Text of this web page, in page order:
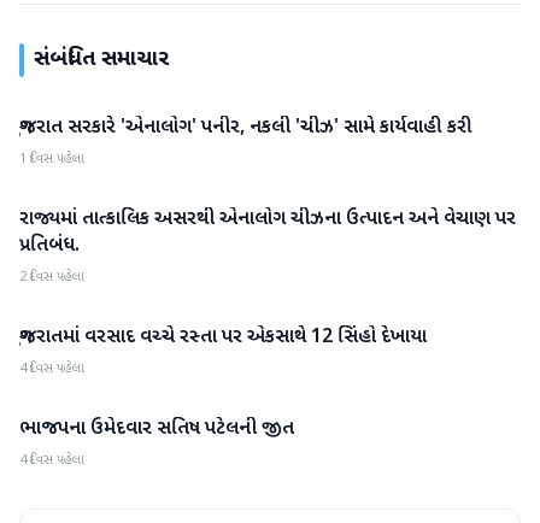
સંબંધિત સમાચાર
ગુજરાત ગુજરાત સરકારે 'એનાલોગ' પનીર, નકલી 'ચીઝ' સામે કાર્યવાહી કરી
1 દિવસ પહેલા
ગુજરાત
રાજ્યમાં તાત્કાલિક અસરથી એનાલોગ ચીઝના ઉત્પાદન અને વેચાણ પર
પ્રતિબંધ.
2 દિવસ પહેલા
ગુજરાત
ગુજરાતમાં વરસાદ વચ્ચે રસ્તા પર એકસાથે 12 સિંહો દેખાયા
4 દિવસ પહેલા
ગુજરાત
ભાજપના ઉમેદવાર સતિષ પટેલની જીત
4 દિવસ પહેલા